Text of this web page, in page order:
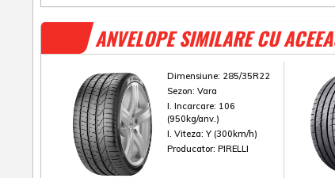
ANVELOPE SIMILARE CU
Dimensiune: 285/35R22
Sezon: Vara
I. Incarcare: 106
(950kg/anv.)
I. Viteza: Y (300km/h)
Producator: PIRELLI